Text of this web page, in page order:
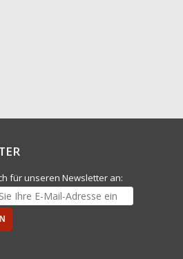
für unseren Newsletter an: